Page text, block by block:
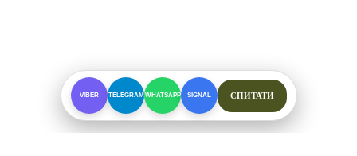
VIBER TELEGRAMWHATSAPP SIGNAL СПИТАТИ